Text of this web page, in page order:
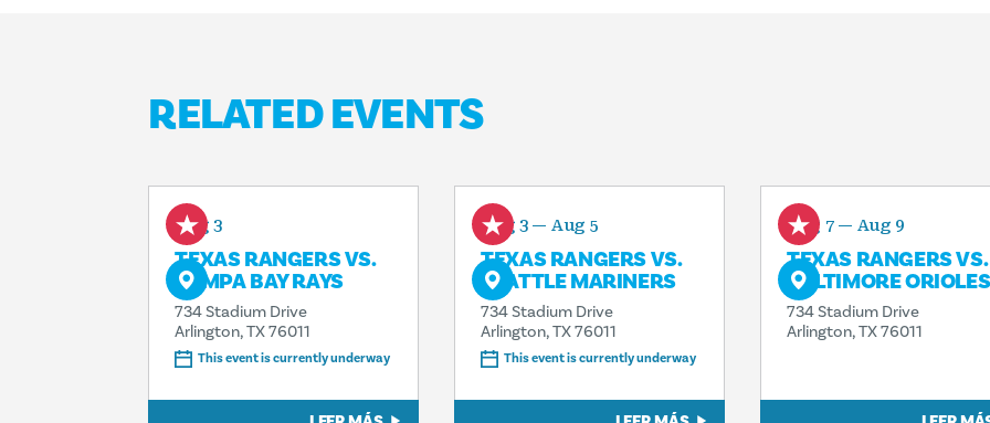
RELATED EVENTS
Aug 3
TEXAS RANGERS VS.
TAMPA BAY RAYS
734 Stadium Drive
Arlington, TX 76011
This event is currently underway
Aug 3 — Aug 5
TEXAS RANGERS VS.
SEATTLE MARINERS
734 Stadium Drive
Arlington, TX 76011
This event is currently underway
Aug 7 — Aug 9
TEXAS RANGERS VS.
BALTIMORE ORIOLES
734 Stadium Drive
Arlington, TX 76011